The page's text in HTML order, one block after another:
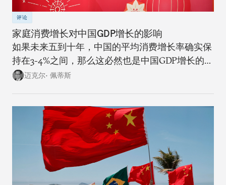
评论
家庭消费增长对中国GDP增长的影响
如果未来五到十年，中国的平均消费增长率确实保
持在3-4%之间，那么这必然也是中国GDP增长的上
限。迈克尔• 佩蒂斯